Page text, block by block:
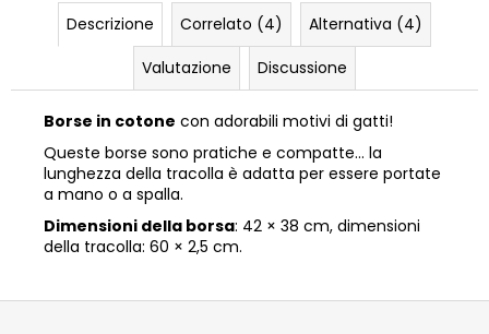
Descrizione Correlato (4)
Alternativa (4)
Valutazione
Discussione
Borse in cotone con adorabili motivi di gatti!
Queste borse sono pratiche e compatte… la
lunghezza della tracolla è adatta per essere portate
a mano o a spalla.
Dimensioni della borsa: 42 × 38 cm, dimensioni
della tracolla: 60 × 2,5 cm.
P